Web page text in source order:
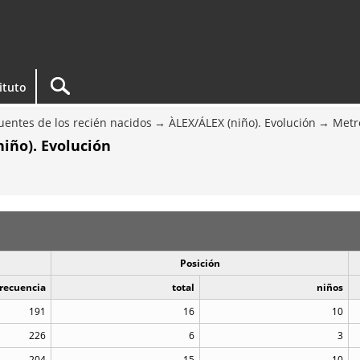
de los recién nacidos ÀLEX/ÁLEX (niño). Evolución
Evolución
Posición
total
niños
191
16
10
226
6
3